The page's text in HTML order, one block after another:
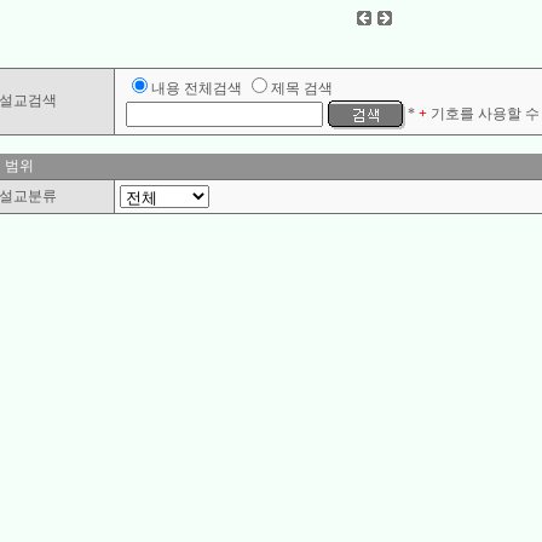
교검색
내용 전체검색
제목 검색
* +기호를 사용할
위
교분류